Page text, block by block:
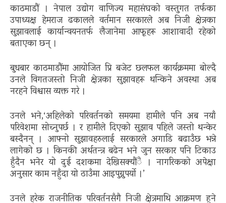
काठमाडौं । नेपाल उद्योग वाणिज्य महासंघको वस्तुगत तर्फका
उपाध्यक्ष हेमराज ढकालले वर्तमान सरकारले अब निजी क्षेत्रका
सुझावलाई कार्यान्वयनतर्फ लैजानेमा आफूहरू आशावादी रहेको
बताएका छन् ।
बुधबार काठमाडौंमा आयोजित प्रि बजेट छलफल कार्यक्रममा बोल्दै
उनले विगतजस्तो निजी क्षेत्रका सुझावहरू थन्किने अवस्था अब
नरहने विश्वास व्यक्त गरे ।
उनले भने,‘अहिलेको परिवर्तनको समयमा हामीले पनि अब नयाँ
परिवेशमा सोच्नुपर्छ । र हामीले दिएको सुझाव पहिले जस्तो थन्केर
बस्दैनन् । आफ्नो सुझावहरुलाई सरकारले अगाडि बढाउँछ भन्ने
लागेको छ । किनकी अर्थतन्त्र बढेन भने जुन सरकार पनि टिकाउ
हुँदैन भनेर यो दुई दशकमा देखिसक्यौंै । नागरिकको अपेक्षा
अनुसार काम नहुँदा यो ठाउँमा आइपुग्नुपर्यो ।’
उनले हरेक राजनीतिक परिवर्तनसँगै निजी क्षेत्रमाथि आक्रमण हुने